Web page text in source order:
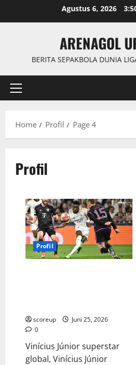
Agustus 6, 2026
ARENAGOL
BERITA SEPAKBOLA DUNIA
Primary
Home Profil Page 4
Profil
Profil
scoreup
Juni 25, 2026
0
Vinícius Júnior superstar
global, Vinícius Júnior